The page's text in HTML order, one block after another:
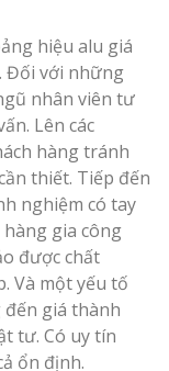
hiệu alu giá
Đối với những
nhân viên tư
Lên các
hàng tránh
thiết. Tiếp đến
nghiệm có tay
gia công
được chất
Và một yếu tố
giá thành
tư. Có uy tín
ổn định.
Thi Công
An Nâng Tầm
Làm Biển
Tại Vinh Giải Pháp
Làm Hộp
Tại Vinh Giá Rẻ